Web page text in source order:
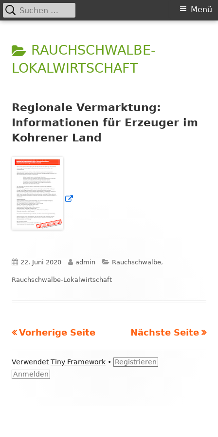
zum
Inhalt
e.V.
Primäres
Menü
Suchen
nach:
KATEGORIE:
RAUCHSCHWALBE-
LOKALWIRTSCHAFT
Regionale Vermarktung:
Informationen für Erzeuger im
Kohrener Land
Veröffentlicht
am
22. Juni 2020 Autor
admin Kategorien
Rauchschwalbe,
Rauchschwalbe-Lokalwirtschaft
Seitennummerierung
der
Beiträge
Vorherige Seite Nächste Seite
Footer
Inhalt
VerwendetTiny Framework •
Registrieren
Anmelden